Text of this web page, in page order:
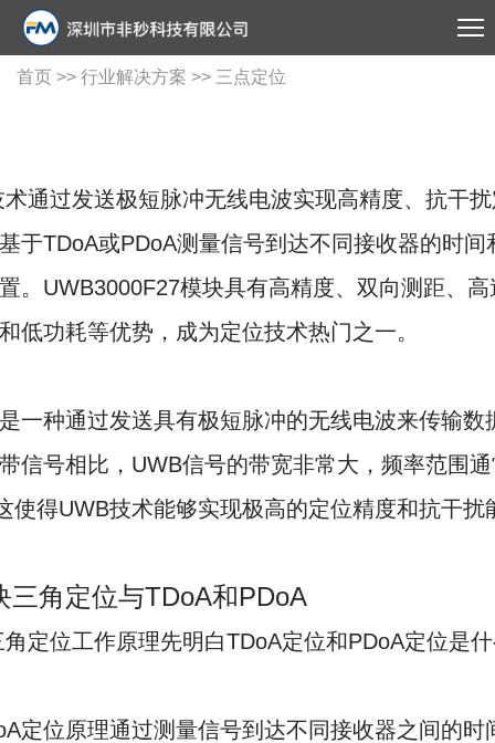
首页 >> 行业解决方案 >> 三点定位
通过发送极短脉冲无线电波实现高精度、抗干
于TDoA或PDoA测量信号到达不同接收器的时间
。UWB3000F27模块具有高精度、双向测距、
低功耗等优势，成为定位技术热门之一。
一种通过发送具有极短脉冲的无线电波来传输数
信号相比，UWB信号的带宽非常大，频率范围
使得UWB技术能够实现极高的定位精度和抗干扰
三角定位与TDoA和PDoA
定位工作原理先明白TDoA定位和PDoA定位是
定位原理通过测量信号到达不同接收器之间的时